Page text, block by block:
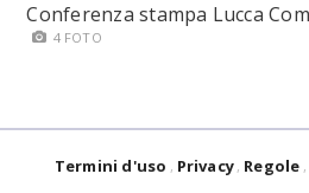
Conferenza stampa Lucca
4 FOTO
Termini d'uso Privacy Regole